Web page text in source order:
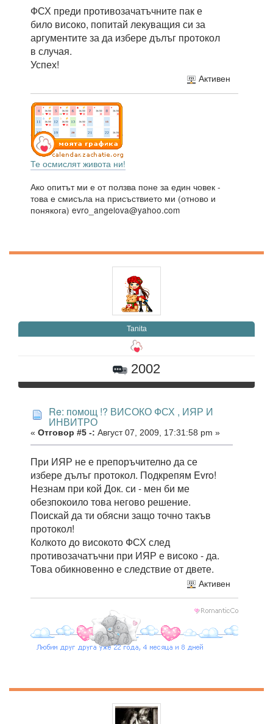
ФСХ преди противозачатъчните пак е
било високо, попитай лекуващия си за
аргументите за да избере дълъг протокол
в случая.
Успех!
Активен
Те осмислят живота ни!
Ако опитът ми е от ползва поне за един човек -
това е смисъла на присъствието ми (отново и
понякога) evro_angelova@yahoo.com
Tanitа
2002
Re: помощ !? ВИСОКО ФСХ , ИЯР И
ИНВИТРО
« Отговор #5 -: Август 07, 2009, 17:31:58 pm »
При ИЯР не е препоръчително да се
избере дълъг протокол. Подкрепям Evro!
Незнам при кой Док. си - мен би ме
обезпокоило това негово решение.
Поискай да ти обясни защо точно такъв
протокол!
Колкото до високото ФСХ след
противозачатъчни при ИЯР е високо - да.
Това обикновенно е следствие от двете.
Активен